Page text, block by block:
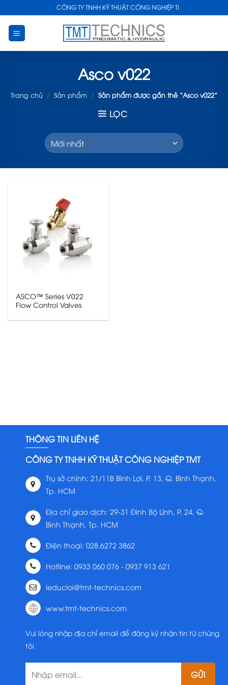
to
content
CÔNG TY TNHH KỸ THUẬT CÔNG NGHIỆP TMT
Asco v022
Trang chủ / Sản phẩm / Sản phẩm được gắn thẻ “Asco v022”
LỌC
ASCO™ Series V022
Flow Control Valves
THÔNG TIN LIÊN HỆ
CÔNG TY TNHH KỸ THUẬT CÔNG NGHIỆP TMT
Trụ sở chính: 21/11B Bình Lợi, P. 13, Q. Bình Thạnh,
Tp. HCM
Địa chỉ giao dịch: 29-31 Đinh Bộ Lĩnh, P. 24, Q.
Bình Thạnh, Tp. HCM
Điện thoại: 028.6272 3862
Hotline: 0933 060 076 - 0937 913 621
leducloi@tmt-technics.com
www.tmt-technics.com
Vui lòng nhập địa chỉ email để đăng ký nhận tin từ chúng
tôi